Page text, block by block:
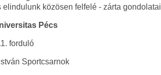
közösen felfelé - zárta
Pécs
forduló
Sportcsarnok